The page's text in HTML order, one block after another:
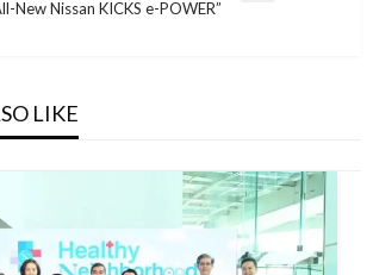
New Nissan KICKS e-POWER”
LIKE